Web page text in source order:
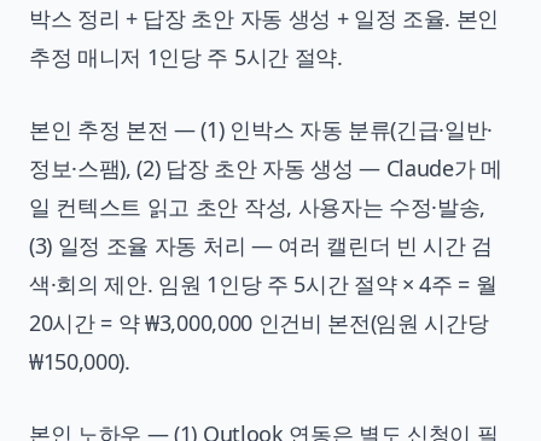
박스 정리 + 답장 초안 자동 생성 + 일정 조율. 본인
추정 매니저 1인당 주 5시간 절약.
본인 추정 본전 — (1) 인박스 자동 분류(긴급·일반·
정보·스팸), (2) 답장 초안 자동 생성 — Claude가 메
일 컨텍스트 읽고 초안 작성, 사용자는 수정·발송,
(3) 일정 조율 자동 처리 — 여러 캘린더 빈 시간 검
색·회의 제안. 임원 1인당 주 5시간 절약 × 4주 = 월
20시간 = 약 ₩3,000,000 인건비 본전(임원 시간당
₩150,000).
본인 노하우 — (1) Outlook 연동은 별도 신청이 필